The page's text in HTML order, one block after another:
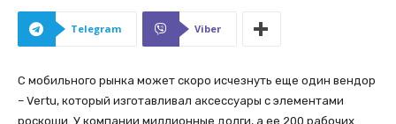
Telegram Viber
С мобильного рынка может скоро исчезнуть еще один вендор
– Vertu, который изготавливал аксессуары с элементами
роскоши. У компании миллионные долги, а ее 200 рабочих